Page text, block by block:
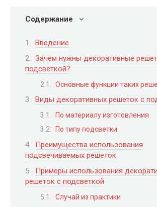
Содержание
Введение
Зачем нужны декоративные
подсветкой?
Основные функции таких
Виды декоративных решеток с
По материалу изготовления
По типу подсветки
Преимущества использования
подсвечиваемых решеток
Примеры использования
решеток с подсветкой
Случай из практики